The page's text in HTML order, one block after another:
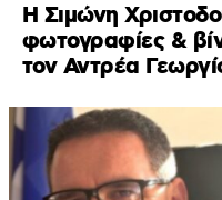
Η Σιμώνη
φωτογραφίες &
τον Αντρέα